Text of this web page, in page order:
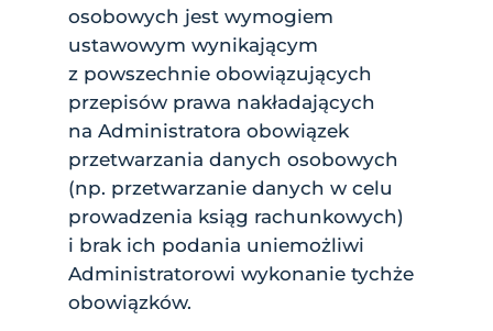
osobowych jest wymogiem
ustawowym wynikającym
z powszechnie obowiązujących
przepisów prawa nakładających
na Administratora obowiązek
przetwarzania danych osobowych
(np. przetwarzanie danych w celu
prowadzenia ksiąg rachunkowych)
i brak ich podania uniemożliwi
Administratorowi wykonanie tychże
obowiązków.